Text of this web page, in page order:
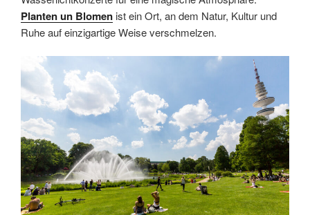
Planten un Blomen ist ein Ort, an dem Natur, Kultur und
Ruhe auf einzigartige Weise verschmelzen.